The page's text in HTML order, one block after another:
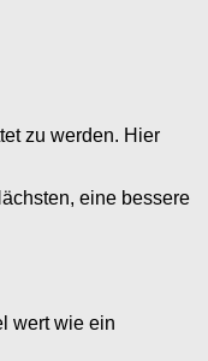
zu werden. Hier
eine bessere
wert wie ein